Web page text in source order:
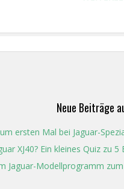
Neue Beiträge
ersten Mal bei Jaguar-
XJ40? Ein kleines Quiz zu
Jaguar-Modellprogramm